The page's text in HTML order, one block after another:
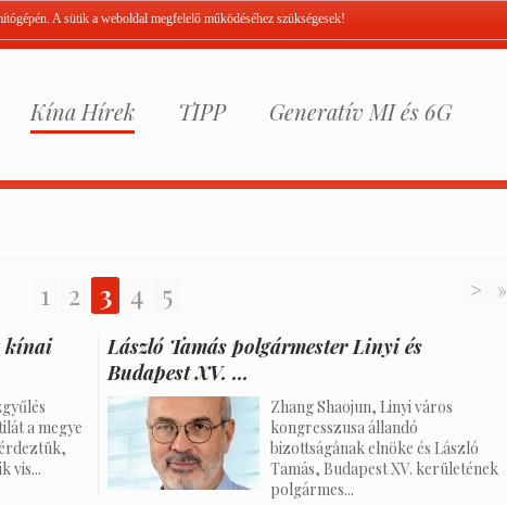
A sütik a weboldal megfelelő működéséhez szükségesek!
Kína Hírek TIPP Generatív MI és 6G
1 2 3 4 5 > »
kínai
a megye
vis...
László Tamás polgármester Linyi és
Budapest XV. ...
Zhang Shaojun, Linyi város
kongresszusa állandó
bizottságának elnöke és László
Tamás, Budapest XV. kerületének
polgármes...